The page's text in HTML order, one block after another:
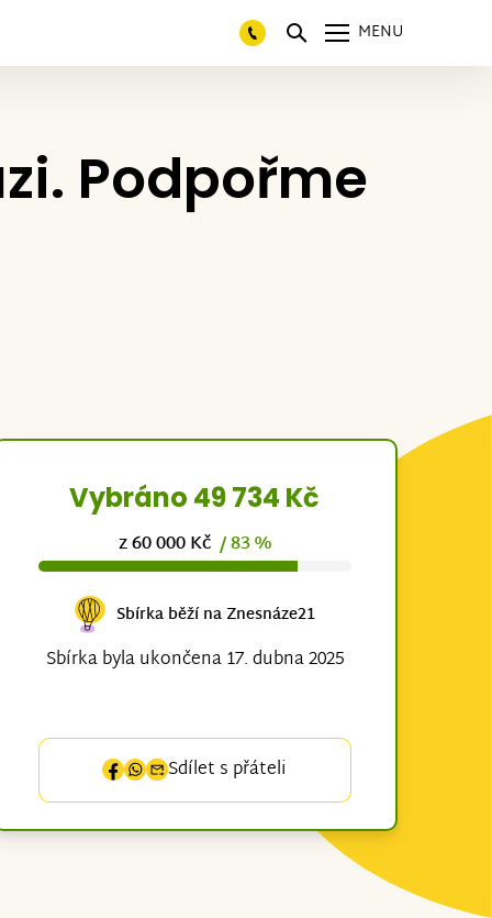
MENU
Podpořme
Vybráno 49 734 Kč
z 60 000 Kč / 83 %
Sbírka běží na Znesnáze21
Sbírka byla ukončena 17. dubna 2025
Sdílet s přáteli